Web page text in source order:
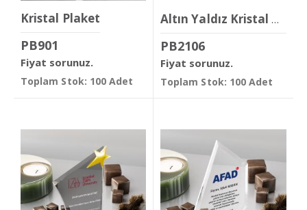
Kristal Plaket
PB901
Fiyat sorunuz.
Toplam Stok: 100 Adet
Altın Yaldız Kristal Plaket
PB2106
Fiyat sorunuz.
Toplam Stok: 100 Adet